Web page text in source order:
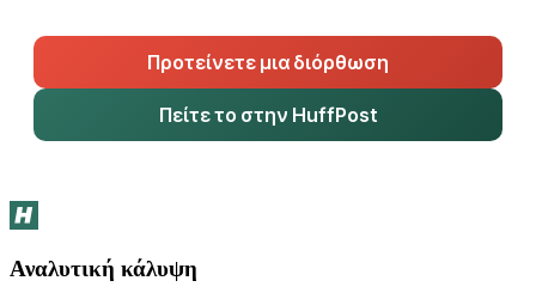
Προτείνετε μια διόρθωση
Πείτε το στην HuffPost
Αναλυτική κάλυψη